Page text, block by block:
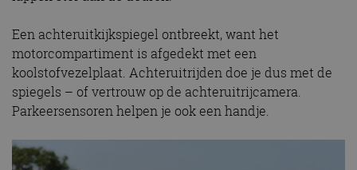
Een achteruitkijkspiegel ontbreekt, want het
motorcompartiment is afgedekt met een
koolstofvezelplaat. Achteruitrijden doe je dus met de
spiegels – of vertrouw op de achteruitrijcamera.
Parkeersensoren helpen je ook een handje.